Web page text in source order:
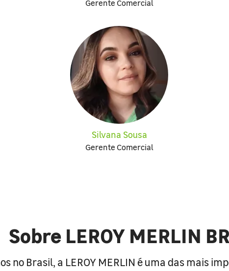
Gerente Comercial
Silvana Sousa
Gerente Comercial
Sobre LEROY MERLIN BR
no Brasil, a LEROY MERLIN é uma das mais